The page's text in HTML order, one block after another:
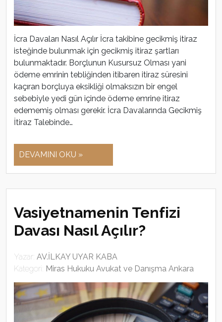
İcra Davaları Nasıl Açılır İcra takibine gecikmiş itiraz
isteğinde bulunmak için gecikmiş itiraz şartları
bulunmaktadır. Borçlunun Kusursuz Olması yani
ödeme emrinin tebliğinden itibaren itiraz süresini
kaçıran borçluya eksikliği olmaksızın bir engel
sebebiyle yedi gün içinde ödeme emrine itiraz
edememiş olması gerekir. İcra Davalarında Gecikmiş
İtiraz Talebinde…
DEVAMINI OKU »
Vasiyetnamenin Tenfizi
Davası Nasıl Açılır?
Yazar: AV.İLKAY UYAR KABA
Kategori: Miras Hukuku Avukat ve Danışma Ankara